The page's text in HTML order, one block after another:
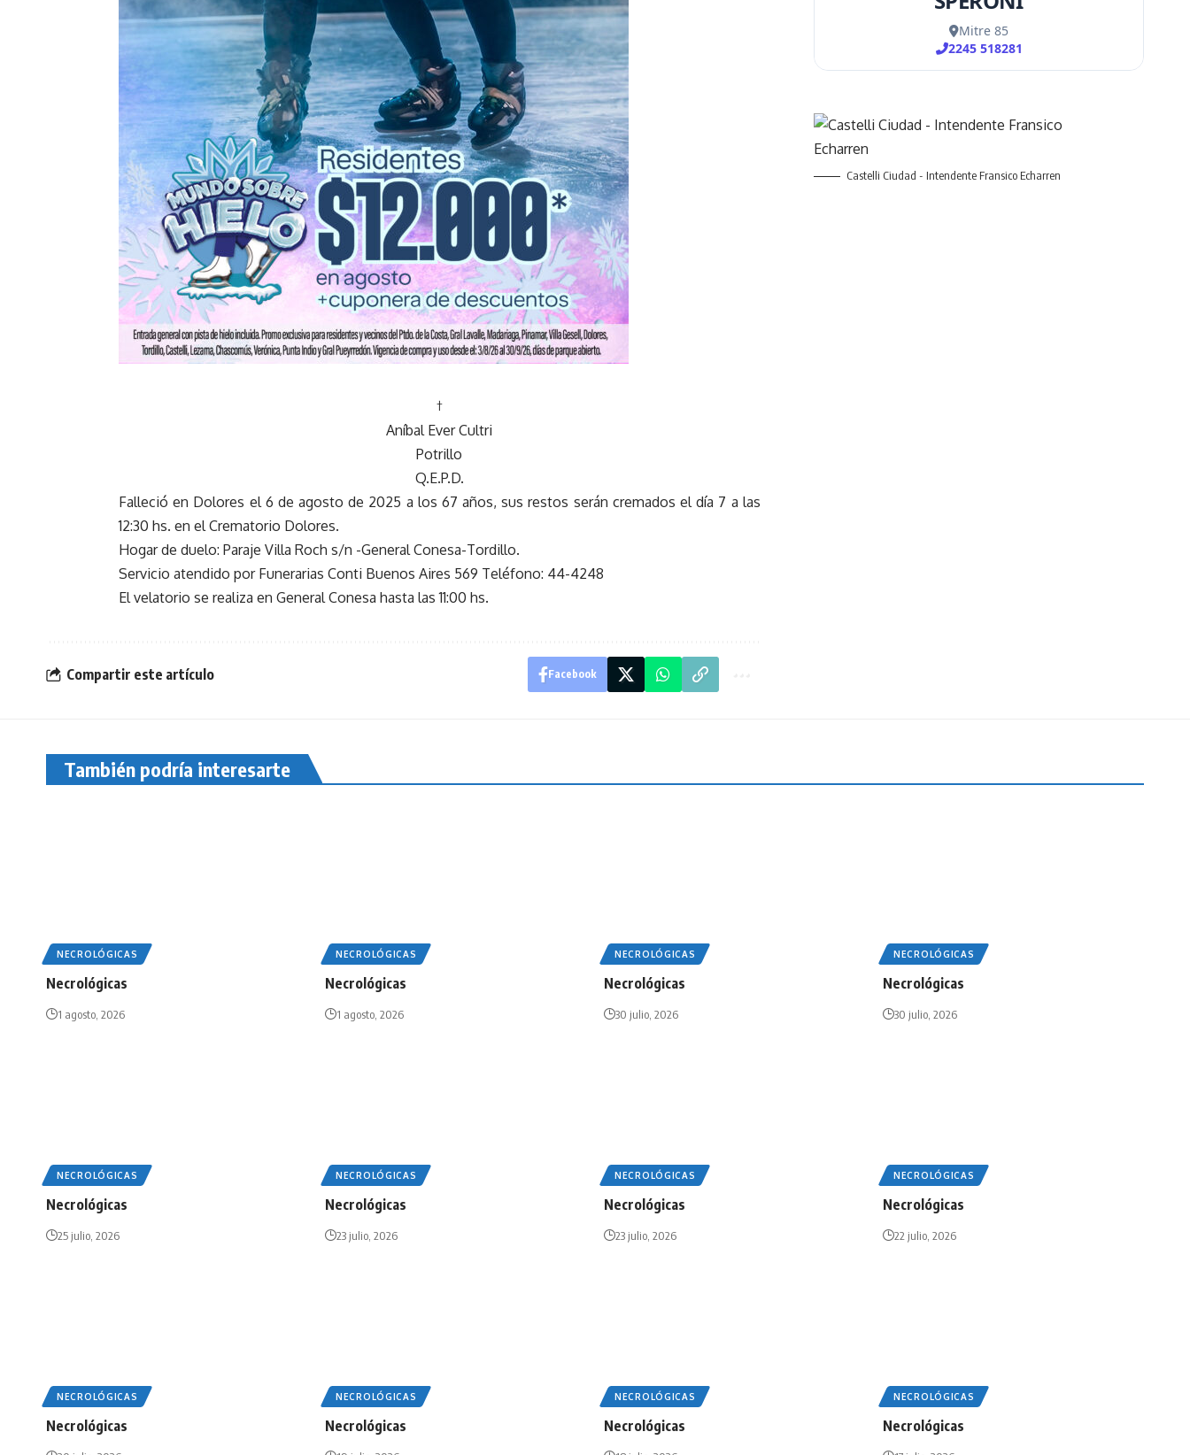
†
Aníbal Ever Cultri
Potrillo
Q.E.P.D.
Falleció en Dolores el 6 de agosto de 2025 a los 67 años, sus restos serán cremados el día 7 a las
12:30 hs. en el Crematorio Dolores.
Hogar de duelo: Paraje Villa Roch s/n -General Conesa-Tordillo.
Servicio atendido por Funerarias Conti Buenos Aires 569 Teléfono: 44-4248
El velatorio se realiza en General Conesa hasta las 11:00 hs.
Compartir este artículo Facebook
Castelli Ciudad - Intendente Fransico Echarren
También podría interesarte
NECROLÓGICAS
Necrológicas
1 agosto, 2026
NECROLÓGICAS
Necrológicas
1 agosto, 2026
NECROLÓGICAS
Necrológicas
30 julio, 2026
NECROLÓGICAS
Necrológicas
30 julio, 2026
NECROLÓGICAS
Necrológicas
25 julio, 2026
NECROLÓGICAS
Necrológicas
23 julio, 2026
NECROLÓGICAS
Necrológicas
23 julio, 2026
NECROLÓGICAS
Necrológicas
22 julio, 2026
NECROLÓGICAS
Necrológicas
NECROLÓGICAS
Necrológicas
NECROLÓGICAS
Necrológicas
NECROLÓGICAS
Necrológicas